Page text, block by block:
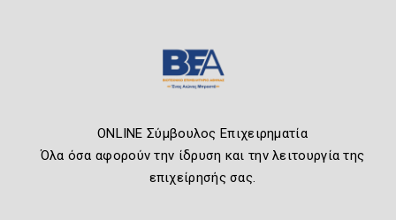
ONLINE Σύμβουλος Επιχειρηματία
Όλα όσα αφορούν την ίδρυση και την λειτουργία της
επιχείρησής σας.